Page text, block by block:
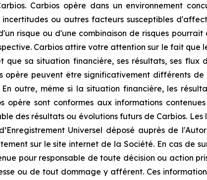
Carbios opère dans un environnement
incertitudes ou autres facteurs susceptibles
risque ou d'une combinaison de risques
Carbios attire votre attention sur le fait que
que sa situation financière, ses résultats, ses
opère peuvent être significativement différents
outre, même si la situation financière, les
opère sont conformes aux informations
des résultats ou évolutions futurs de Carbios.
Universel déposé auprès de
sur le site internet de la Société. En cas de
pour responsable de toute décision ou action
ou de tout dommage y afférent. Ces